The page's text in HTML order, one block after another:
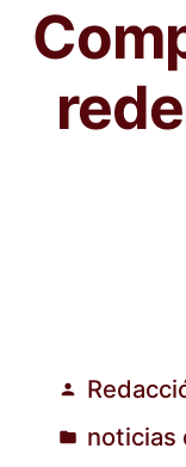
Publicado
porPublicado
noticias